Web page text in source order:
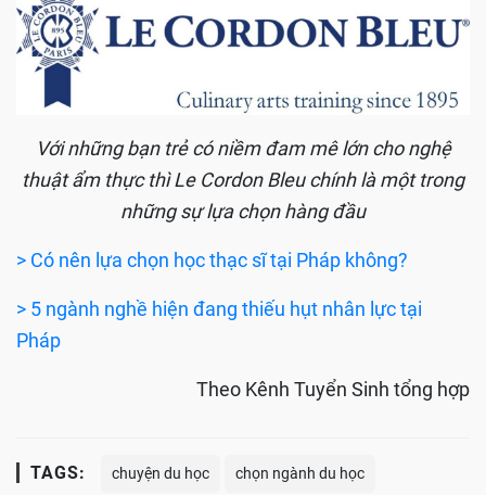
Với những bạn trẻ có niềm đam mê lớn cho nghệ
thuật ẩm thực thì Le Cordon Bleu chính là một trong
những sự lựa chọn hàng đầu
> Có nên lựa chọn học thạc sĩ tại Pháp không?
> 5 ngành nghề hiện đang thiếu hụt nhân lực tại
Pháp
Theo Kênh Tuyển Sinh tổng hợp
TAGS: chuyện du học chọn ngành du học